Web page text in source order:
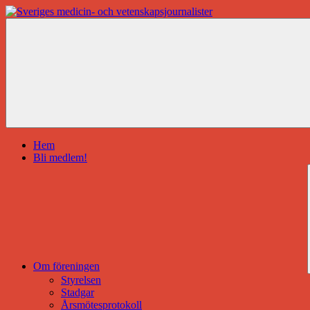
Hoppa
till
vetenskapsjournalister
Hem
Bli medlem!
Om föreningen
Styrelsen
Stadgar
Årsmötesprotokoll